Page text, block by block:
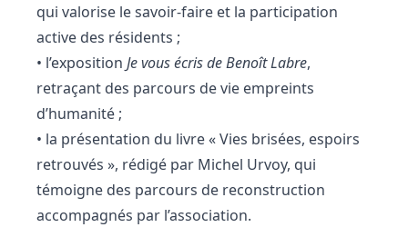
qui valorise le savoir-faire et la participation
active des résidents ;
• l’exposition Je vous écris de Benoît Labre,
retraçant des parcours de vie empreints
d’humanité ;
• la présentation du livre « Vies brisées, espoirs
retrouvés », rédigé par Michel Urvoy, qui
témoigne des parcours de reconstruction
accompagnés par l’association.